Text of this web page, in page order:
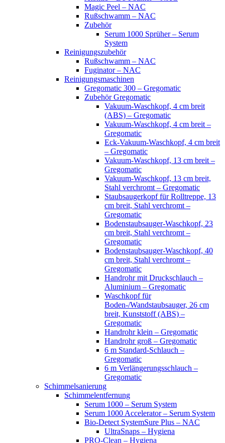
Magic Peel – NAC
Rußschwamm – NAC
Zubehör
Serum 1000 Sprüher – Serum
System
Reinigungszubehör
Rußschwamm – NAC
Fuginator – NAC
Reinigungsmaschinen
Gregomatic 300 – Gregomatic
Zubehör Gregomatic
Vakuum-Waschkopf, 4 cm breit
(ABS) – Gregomatic
Vakuum-Waschkopf, 4 cm breit –
Gregomatic
Eck-Vakuum-Waschkopf, 4 cm breit
– Gregomatic
Vakuum-Waschkopf, 13 cm breit –
Gregomatic
Vakuum-Waschkopf, 13 cm breit,
Stahl verchromt – Gregomatic
Staubsaugerkopf für Rolltreppe, 13
cm breit, Stahl verchromt –
Gregomatic
Bodenstaubsauger-Waschkopf, 23
cm breit, Stahl verchromt –
Gregomatic
Bodenstaubsauger-Waschkopf, 40
cm breit, Stahl verchromt –
Gregomatic
Handrohr mit Druckschlauch –
Aluminium – Gregomatic
Waschkopf für
Boden-/Wandstaubsauger, 26 cm
breit, Kunststoff (ABS) –
Gregomatic
Handrohr klein – Gregomatic
Handrohr groß – Gregomatic
6 m Standard-Schlauch –
Gregomatic
6 m Verlängerungsschlauch –
Gregomatic
Schimmelsanierung
Schimmelentfernung
Serum 1000 – Serum System
Serum 1000 Accelerator – Serum System
Bio-Detect SystemSure Plus – NAC
UltraSnaps – Hygiena
PRO-Clean – Hygiena